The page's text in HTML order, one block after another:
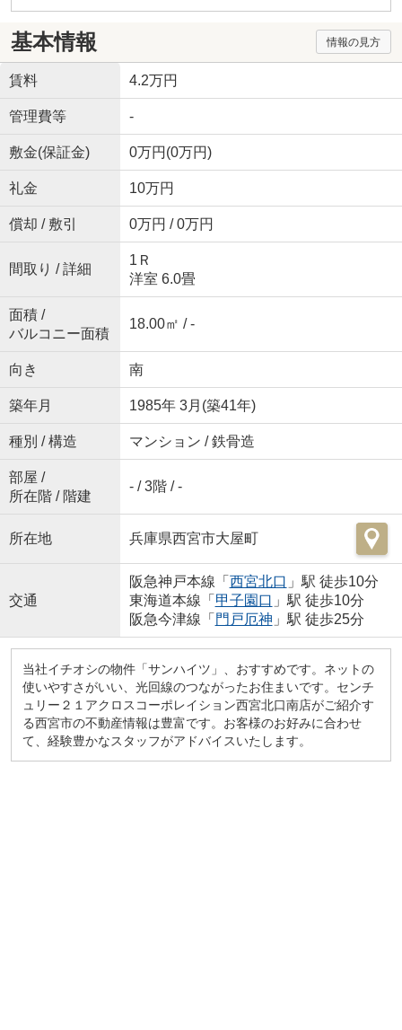
基本情報 情報の見方
賃料 4.2万円
管理費等 -
敷金(保証金) 0万円(0万円)
礼金 10万円
償却 / 敷引 0万円 / 0万円
間取り / 詳細
1Ｒ
洋室 6.0畳
面積 /
バルコニー面積
18.00㎡ / -
向き 南
築年月 1985年 3月(築41年)
種別 / 構造 マンション / 鉄骨造
部屋 /
所在階 / 階建
- / 3階 / -
所在地 兵庫県西宮市大屋町
交通
阪急神戸本線「 西宮北口 」駅 徒歩10分
東海道本線「 甲子園口 」駅 徒歩10分
阪急今津線「 門戸厄神 」駅 徒歩25分
当社イチオシの物件「サンハイツ」、おすすめです。ネットの
使いやすさがいい、光回線のつながったお住まいです。センチ
ュリー２１アクロスコーポレイション西宮北口南店がご紹介す
る西宮市の不動産情報は豊富です。お客様のお好みに合わせ
て、経験豊かなスタッフがアドバイスいたします。